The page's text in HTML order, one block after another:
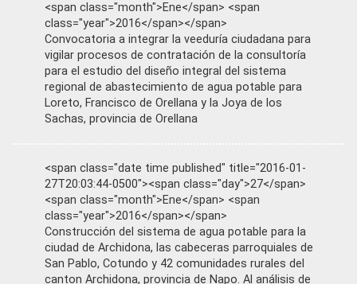
<span class="month">Ene</span> <span
class="year">2016</span></span>
Convocatoria a integrar la veeduría ciudadana para
vigilar procesos de contratación de la consultoría
para el estudio del diseño integral del sistema
regional de abastecimiento de agua potable para
Loreto, Francisco de Orellana y la Joya de los
Sachas, provincia de Orellana
<span class="date time published" title="2016-01-
27T20:03:44-0500"><span class="day">27</span>
<span class="month">Ene</span> <span
class="year">2016</span></span>
Construcción del sistema de agua potable para la
ciudad de Archidona, las cabeceras parroquiales de
San Pablo, Cotundo y 42 comunidades rurales del
canton Archidona, provincia de Napo. Al análisis de